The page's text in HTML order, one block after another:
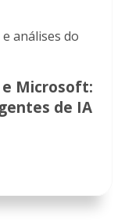
análises do
e Microsoft:
de IA